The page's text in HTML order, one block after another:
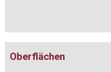
Oberflächen